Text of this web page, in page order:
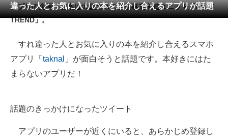
メディア
ITの今と未来を見通す
スマホと通信の最新トレンド
違った人とお気に入りの本を紹介し合えるアプリが話題
アプリの企画・立案は大阪ガスの新規事業創造ユニット「NEXT
TREND」。
すれ違った人とお気に入りの本を紹介し合えるスマホ
アプリ「 taknal
」が面白そうと話題です。本好きにはた
まらないアプリだ！
話題のきっかけになったツイート
アプリのユーザーが近くにいると、あらかじめ登録し